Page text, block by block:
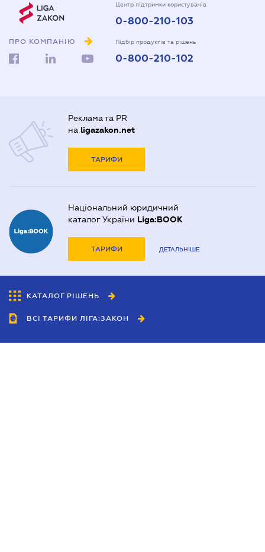
ПРО КОМПАНІЮ
Центр підтримки користувачів
0-800-210-103
Підбір продуктів та рішень
0-800-210-102
Реклама та PR
на ligazakon.net
ТАРИФИ
Національний юридичний
каталог України Liga:BOOK
ТАРИФИ ДЕТАЛЬНІШЕ
КАТАЛОГ РІШЕНЬ
ВСІ ТАРИФИ ЛІГА:ЗАКОН